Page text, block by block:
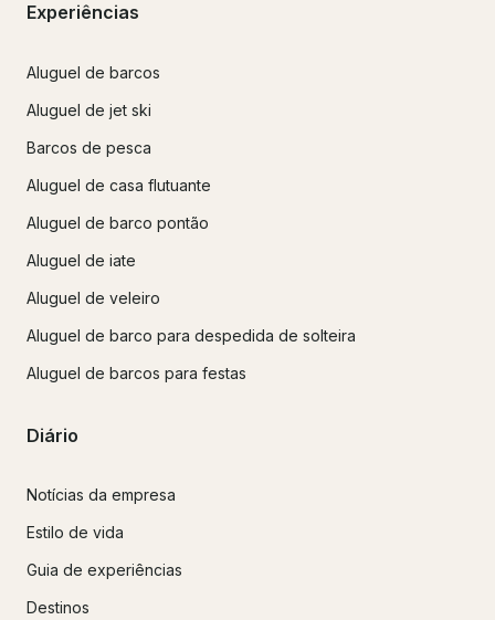
Experiências
Aluguel de barcos
Aluguel de jet ski
Barcos de pesca
Aluguel de casa flutuante
Aluguel de barco pontão
Aluguel de iate
Aluguel de veleiro
Aluguel de barco para despedida de solteira
Aluguel de barcos para festas
Diário
Notícias da empresa
Estilo de vida
Guia de experiências
Destinos